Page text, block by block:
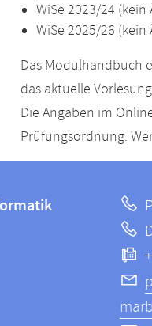
WiSe 2023/24
WiSe 2025/26
Das Modulhandbuch
das aktuelle
Die Angaben im
Prüfungsordnung.